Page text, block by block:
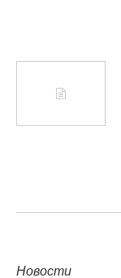
Новости